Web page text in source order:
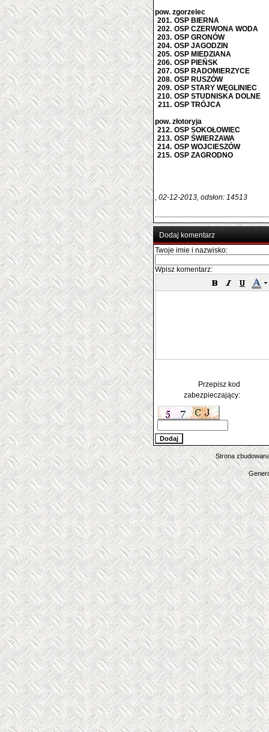
pow. zgorzelec
201. OSP BIERNA
202. OSP CZERWONA WODA
203. OSP GRONÓW
204. OSP JAGODZIN
205. OSP MIEDZIANA
206. OSP PIEŃSK
207. OSP RADOMIERZYCE
208. OSP RUSZÓW
209. OSP STARY WĘGLINIEC
210. OSP STUDNISKA DOLNE
211. OSP TRÓJCA
pow. złotoryja
212. OSP SOKOŁOWIEC
213. OSP ŚWIERZAWA
214. OSP WOJCIESZÓW
215. OSP ZAGRODNO
, 02-12-2013, odsłon: 14513
Dodaj komentarz
Twoje imie i nazwisko:
Wpisz komentarz:
Przepisz kod
zabezpieczający:
Strona